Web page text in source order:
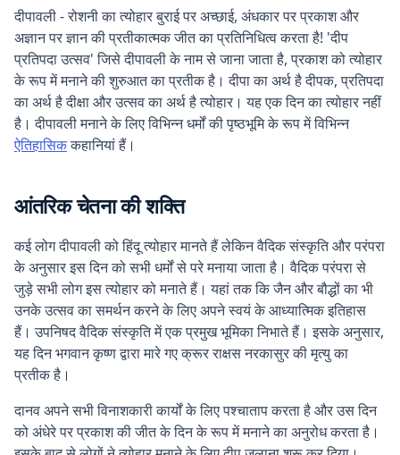
दीपावली - रोशनी का त्योहार बुराई पर अच्छाई, अंधकार पर प्रकाश और
अज्ञान पर ज्ञान की प्रतीकात्मक जीत का प्रतिनिधित्व करता है! 'दीप
प्रतिपदा उत्सव' जिसे दीपावली के नाम से जाना जाता है, प्रकाश को त्योहार
के रूप में मनाने की शुरुआत का प्रतीक है। दीपा का अर्थ है दीपक, प्रतिपदा
का अर्थ है दीक्षा और उत्सव का अर्थ है त्योहार। यह एक दिन का त्योहार नहीं
है। दीपावली मनाने के लिए विभिन्न धर्मों की पृष्ठभूमि के रूप में विभिन्न
ऐतिहासिककहानियां हैं।
आंतरिक चेतना की शक्ति
कई लोग दीपावली को हिंदू त्योहार मानते हैं लेकिन वैदिक संस्कृति और परंपरा
के अनुसार इस दिन को सभी धर्मों से परे मनाया जाता है। वैदिक परंपरा से
जुड़े सभी लोग इस त्योहार को मनाते हैं। यहां तक ​​कि जैन और बौद्धों का भी
उनके उत्सव का समर्थन करने के लिए अपने स्वयं के आध्यात्मिक इतिहास
हैं। उपनिषद वैदिक संस्कृति में एक प्रमुख भूमिका निभाते हैं। इसके अनुसार,
यह दिन भगवान कृष्ण द्वारा मारे गए क्रूर राक्षस नरकासुर की मृत्यु का
प्रतीक है।
दानव अपने सभी विनाशकारी कार्यों के लिए पश्चाताप करता है और उस दिन
को अंधेरे पर प्रकाश की जीत के दिन के रूप में मनाने का अनुरोध करता है।